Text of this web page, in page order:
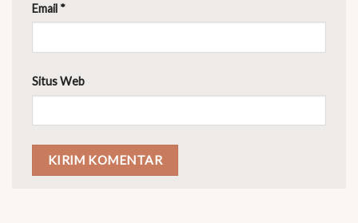
Email *
Situs Web